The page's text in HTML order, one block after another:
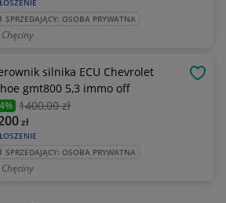
SPRZEDAJĄCY: OSOBA PRYWATNA
Chęciny
silnika ECU Chevrolet
gmt800 5,3 immo off
1400,00 zł
zł
SPRZEDAJĄCY: OSOBA PRYWATNA
Chęciny